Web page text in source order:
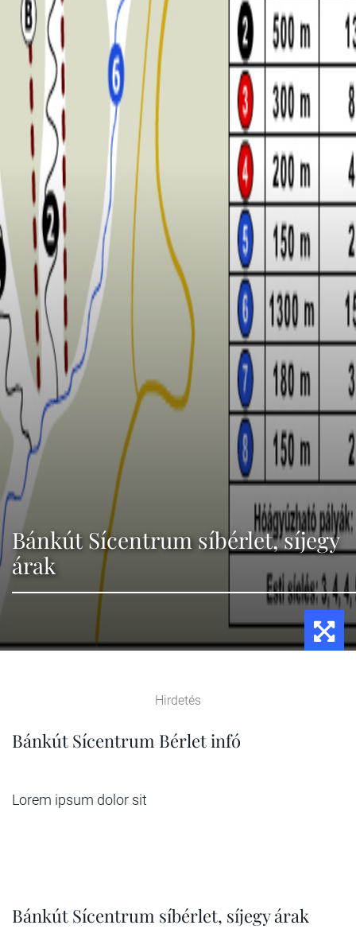
Bánkút Sícentrum síbérlet, síjegy
árak
Hirdetés
Bánkút Sícentrum Bérlet infó
Lorem ipsum dolor sit
Bánkút Sícentrum síbérlet, síjegy árak